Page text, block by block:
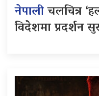
नेपालीचलचित्र
विदेशमा प्रदर्शन